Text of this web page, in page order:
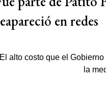
en redes